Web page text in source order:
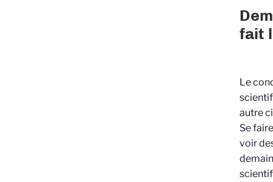
fait
Le
autre
Se
voir